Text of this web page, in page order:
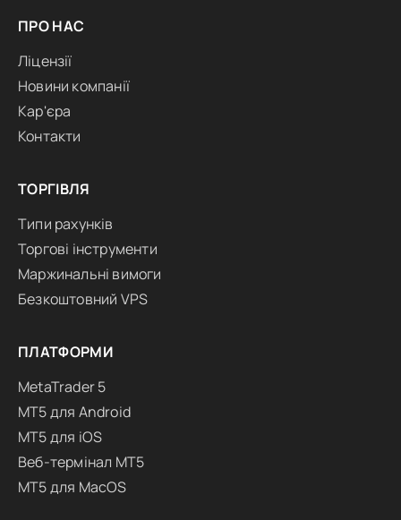
ПРО НАС
Ліцензії
Новини компанії
Кар'єра
Контакти
ТОРГІВЛЯ
Типи рахунків
Торгові інструменти
Маржинальні вимоги
Безкоштовний VPS
ПЛАТФОРМИ
MetaTrader 5
MT5 для Android
MT5 для iOS
Веб-термінал MT5
MT5 для MacOS